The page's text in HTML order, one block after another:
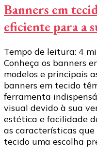
Banners em
eficiente para a
Tempo de leitura: 4
Conheça os banners
modelos e principais
banners em tecido
ferramenta
visual devido à sua
estética e facilidade
as características
tecido uma escolha